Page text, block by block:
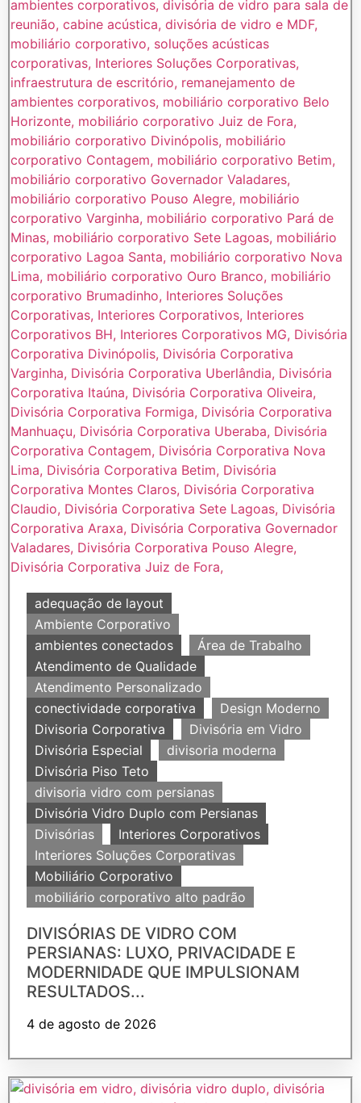
adequação de layout
Ambiente Corporativo
ambientes conectados
Área de Trabalho
Atendimento de Qualidade
Atendimento Personalizado
conectividade corporativa
Design Moderno
Divisoria Corporativa
Divisória em Vidro
Divisória Especial
divisoria moderna
Divisória Piso Teto
divisoria vidro com persianas
Divisória Vidro Duplo com Persianas
Divisórias
Interiores Corporativos
Interiores Soluções Corporativas
Mobiliário Corporativo
mobiliário corporativo alto padrão
DIVISÓRIAS DE VIDRO COM
PERSIANAS: LUXO, PRIVACIDADE E
MODERNIDADE QUE IMPULSIONAM
RESULTADOS...
4 de agosto de 2026